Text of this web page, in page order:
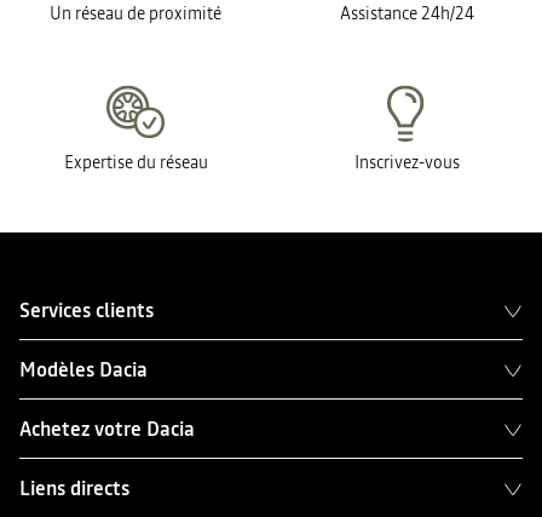
Un réseau de proximité Assistance 24h/24
Expertise du réseau Inscrivez-vous
Services clients
Modèles Dacia
Achetez votre Dacia
Liens directs